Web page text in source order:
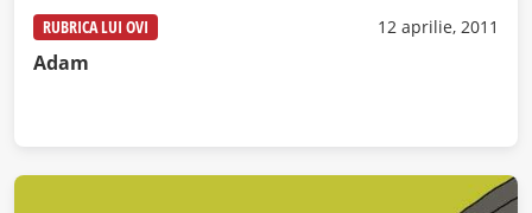
RUBRICA LUI OVI 12 aprilie, 2011
Adam